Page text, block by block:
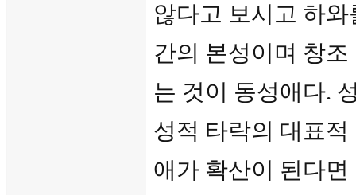
않다고 보시고 하
간의 본성이며 창
는 것이 동성애다.
성적 타락의 대표
애가 확산이 된다면